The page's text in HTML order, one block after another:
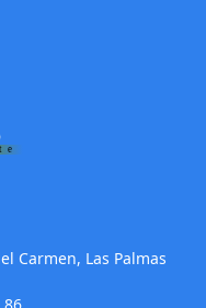
Carmen, Las Palmas